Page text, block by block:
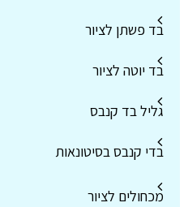
בד פשתן לציור
בד יוטה לציור
גליל בד קנבס
בדי קנבס בסיטונאות
מכחולים לציור